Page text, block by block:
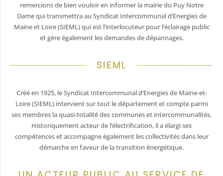
remercions de bien vouloir en informer la mairie du Puy Notre
Dame qui transmettra au Syndicat Intercommunal d’Energies de
Maine et Loire (SIEML) qui est l’interlocuteur pour l’éclairage public
et gère également les demandes de dépannages.
SIEML
Créé en 1925, le Syndicat Intercommunal d’Energies de Maine-et-
Loire (SIEML) intervient sur tout le département et compte parmi
ses membres la quasi-totalité des communes et intercommunalités.
Historiquement acteur de l’électrification, il a élargi ses
compétences et accompagne également les collectivités dans leur
démarche en faveur de la transition énergétique.